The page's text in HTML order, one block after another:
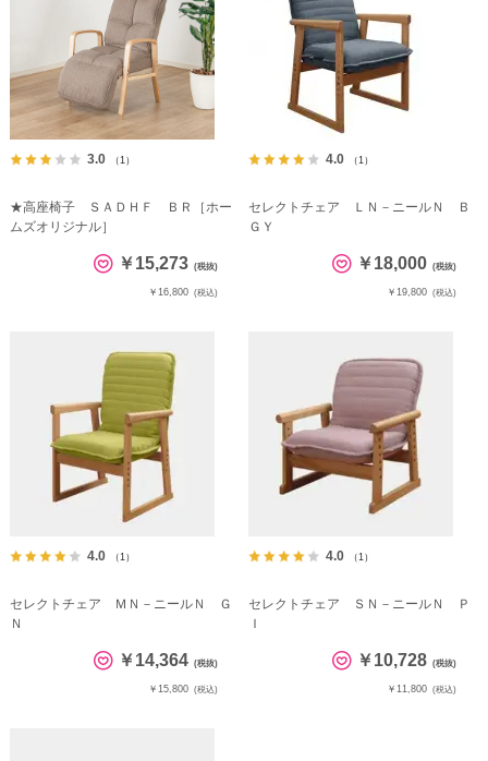
3.0 （1）
★高座椅子 ＳＡＤＨＦ ＢＲ［ホー
ムズオリジナル］
￥15,273 (税抜)
￥16,800 (税込)
4.0 （1）
セレクトチェア ＬＮ－ニールＮ Ｂ
ＧＹ
￥18,000 (税抜)
￥19,800 (税込)
4.0 （1）
セレクトチェア ＭＮ－ニールＮ Ｇ
Ｎ
￥14,364 (税抜)
￥15,800 (税込)
4.0 （1）
セレクトチェア ＳＮ－ニールＮ Ｐ
Ｉ
￥10,728 (税抜)
￥11,800 (税込)